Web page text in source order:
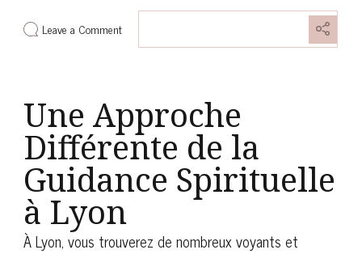
Leave a Comment
Une Approche
Différente de la
Guidance Spirituelle
à Lyon
À Lyon, vous trouverez de nombreux voyants et